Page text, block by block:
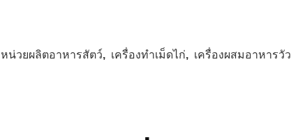
หน่วยผลิตอาหารสัตว์, เครื่องทำเม็ดไก่, เครื่องผสมอาหารวัว